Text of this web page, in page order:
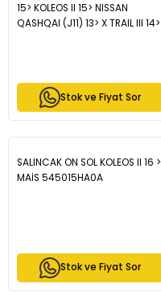
15> KOLEOS II 15> NISSAN
QASHQAI (J11) 13> X TRAIL III 14>
Stok ve Fiyat Sor
SALINCAK ON SOL KOLEOS II 16 >
MAİS 545015HA0A
Stok ve Fiyat Sor